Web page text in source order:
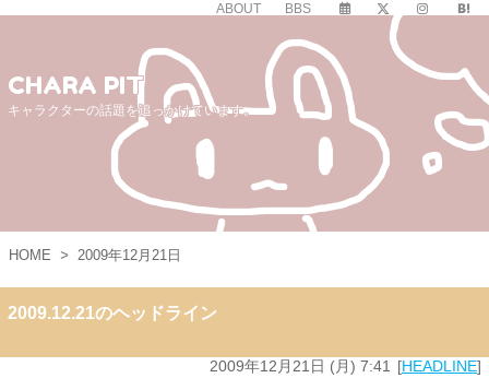
ABOUT BBS
CHARA PIT
キャラクターの話題を追っかけています。
HOME > 2009年12月21日
2009.12.21のヘッドライン
2009年12月21日 (月) 7:41 HEADLINE